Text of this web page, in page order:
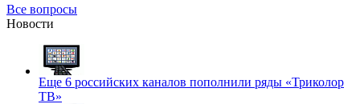
Все вопросы
Новости
Еще 6 российских каналов пополнили ряды «Триколор
ТВ»